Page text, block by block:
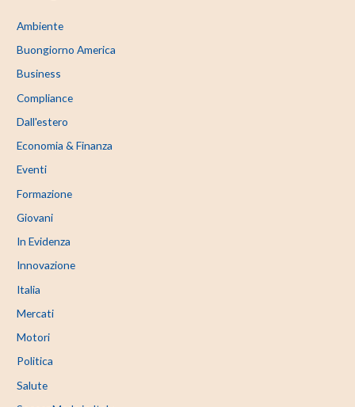
Ambiente
Buongiorno America
Business
Compliance
Dall'estero
Economia & Finanza
Eventi
Formazione
Giovani
In Evidenza
Innovazione
Italia
Mercati
Motori
Politica
Salute